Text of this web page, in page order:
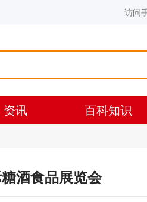
访问
资讯 百科知识
酒食品展览会